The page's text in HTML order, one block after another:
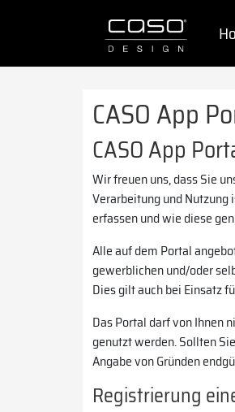
CASO App
CASO App
Wir freuen uns, dass Sie
Verarbeitung und
erfassen und wie diese
Alle auf dem Portal
gewerblichen und/oder
Dies gilt auch bei Einsatz
Das Portal darf von Ihnen
genutzt werden. Sollten
Angabe von Gründen
Registrierung